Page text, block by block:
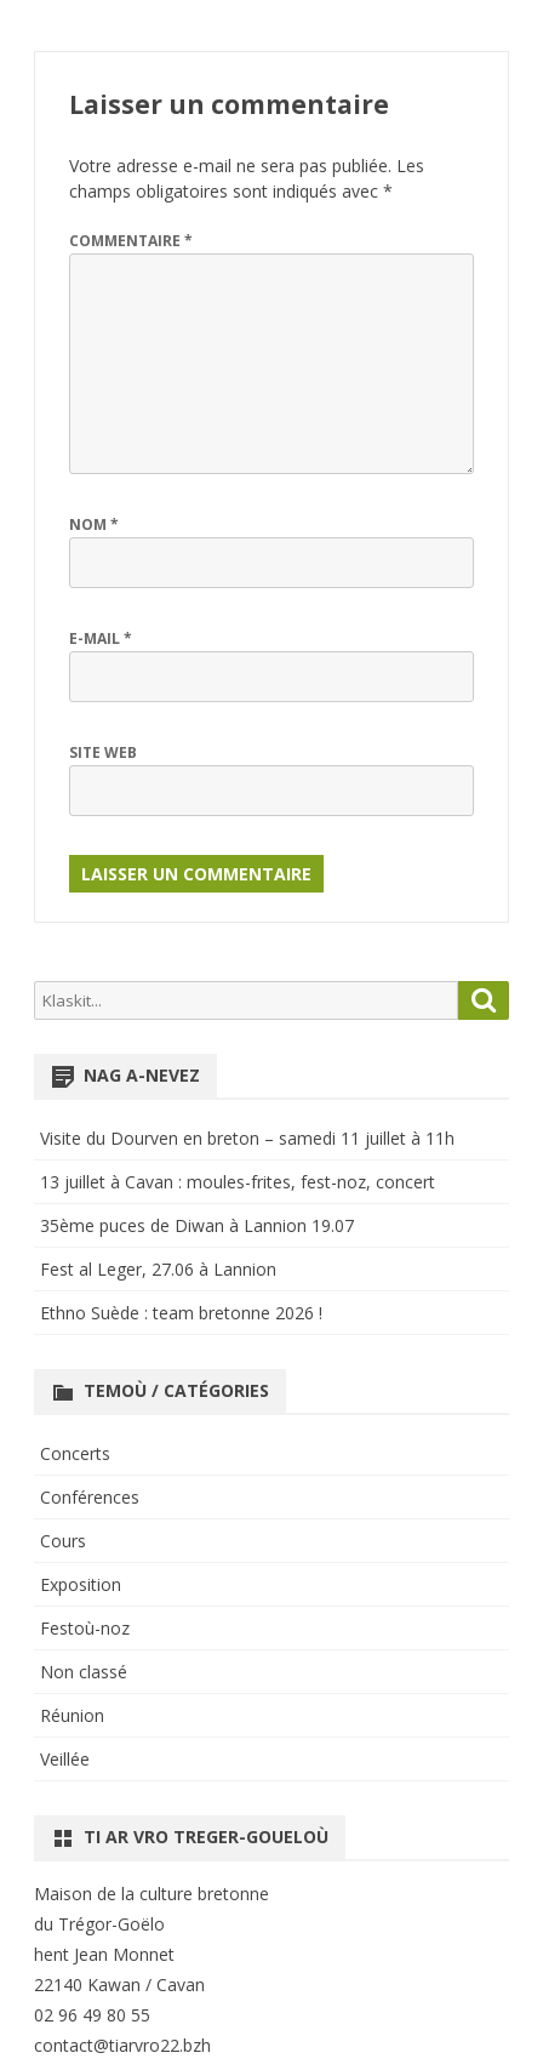
Laisser un commentaire
Votre adresse e-mail ne sera pas publiée. Les
champs obligatoires sont indiqués avec *
COMMENTAIRE *
NOM *
E-MAIL*
SITE WEB
Search
for:
NAG A-NEVEZ
Visite du Dourven en breton – samedi 11 juillet à 11h
13 juillet à Cavan : moules-frites, fest-noz, concert
35ème puces de Diwan à Lannion 19.07
Fest al Leger, 27.06 à Lannion
Ethno Suède : team bretonne 2026 !
TEMOÙ / CATÉGORIES
Concerts
Conférences
Cours
Exposition
Festoù-noz
Non classé
Réunion
Veillée
TI AR VRO TREGER-GOUELOÙ
Maison de la culture bretonne
du Trégor-Goëlo
hent Jean Monnet
22140 Kawan / Cavan
02 96 49 80 55
contact@tiarvro22.bzh